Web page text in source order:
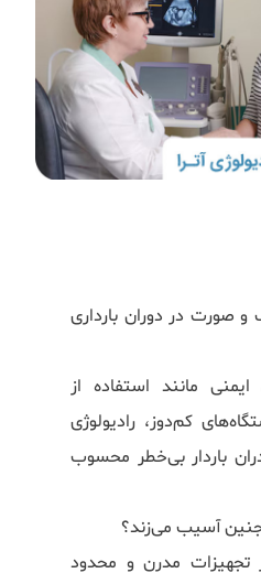
و صورت در دوران بارداری
مانند استفاده از
کم‌دوز، رادیولوژی
باردار بی‌خطر محسوب
جنین آسیب می‌زند؟
تجهیزات مدرن و محدود